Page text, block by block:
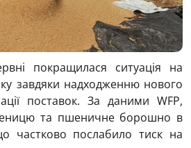
покращилася ситуація на
завдяки надходженню нового
поставок. За даними WFP,
та пшеничне борошно в
частково послабило тиск на